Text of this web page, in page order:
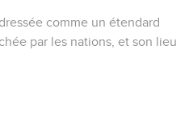
comme un étendard
par les nations, et son lieu